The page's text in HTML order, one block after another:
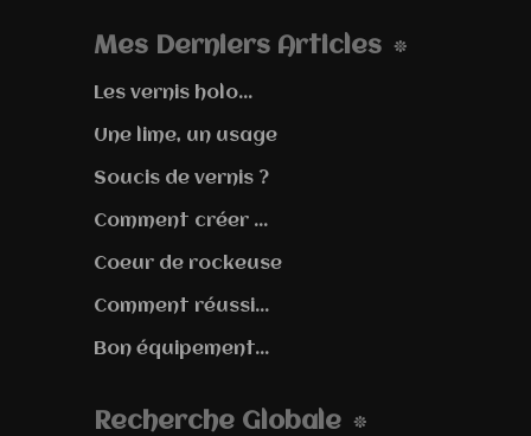
Mes Derniers Articles
Les vernis holo...
Une lime, un usage
Soucis de vernis ?
Comment créer ...
Coeur de rockeuse
Comment réussi...
Bon équipement...
Recherche Globale